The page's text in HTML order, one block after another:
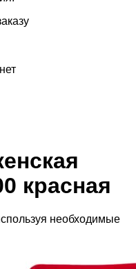
красная
необходимые